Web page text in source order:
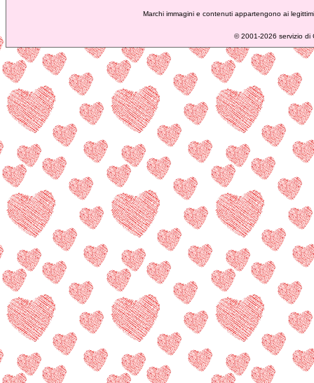
Marchi immagini e contenuti appartengono ai
©2001-2026 servizio di